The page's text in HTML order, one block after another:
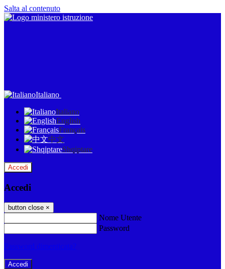
Salta al contenuto
Italiano
Italiano
English
Français
中文
Shqiptare
Accedi
Accedi
button close ×
Nome Utente
Password
Password dimenticata?